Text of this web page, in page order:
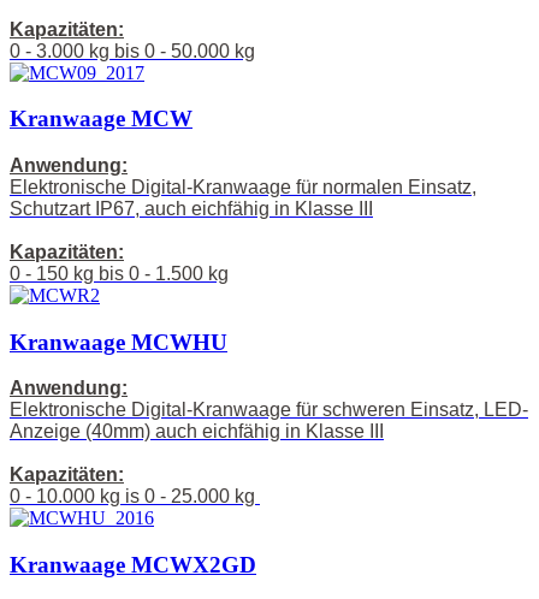
Kapazitäten:
0 - 3.000 kg bis 0 - 50.000 kg
Kranwaage MCW
Anwendung:
Elektronische Digital-Kranwaage für normalen Einsatz,
Schutzart IP67, auch eichfähig in Klasse III
Kapazitäten:
0 - 150 kg bis 0 - 1.500 kg
Kranwaage MCWHU
Anwendung:
Elektronische Digital-Kranwaage für schweren Einsatz, LED-
Anzeige (40mm) auch eichfähig in Klasse III
Kapazitäten:
0 - 10.000 kg is 0 - 25.000 kg
Kranwaage MCWX2GD